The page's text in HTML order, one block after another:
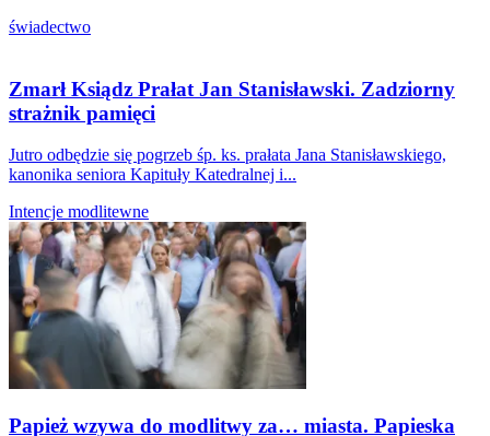
świadectwo
Zmarł Ksiądz Prałat Jan Stanisławski. Zadziorny
strażnik pamięci
Jutro odbędzie się pogrzeb śp. ks. prałata Jana Stanisławskiego,
kanonika seniora Kapituły Katedralnej i...
Intencje modlitewne
Papież wzywa do modlitwy za… miasta. Papieska